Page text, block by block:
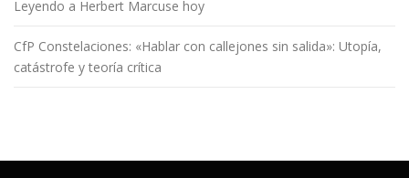
Leyendo a Herbert Marcuse hoy
CfP Constelaciones: «Hablar con callejones sin salida»: Utopía,
catástrofe y teoría crítica